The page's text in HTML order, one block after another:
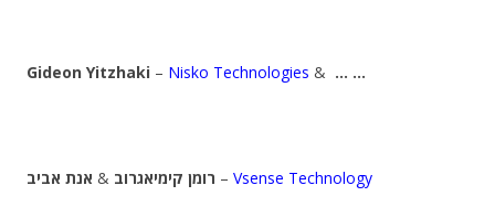
Gideon Yitzhaki – Nisko Technologies & … …
רומן קימיאגרוב & אנת אביב – Vsense Technology